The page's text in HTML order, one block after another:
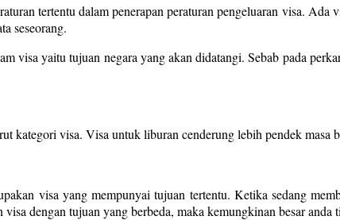
tertentu dalam penerapan peraturan pengeluaran visa.
seseorang.
visa yaitu tujuan negara yang akan didatangi. Sebab pada
kategori visa. Visa untuk liburan cenderung lebih pendek
visa yang mempunyai tujuan tertentu. Ketika sedang
dengan tujuan yang berbeda, maka kemungkinan besar